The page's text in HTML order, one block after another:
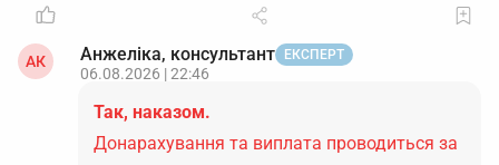
АК Анжеліка, консультант ЕКСПЕРТ
06.08.2026 | 22:46
Так, наказом.
Донарахування та виплата проводиться за